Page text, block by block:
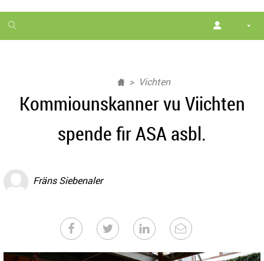
1
month
Vichten
Kommiounskanner vu Viichten
spende fir ASA asbl.
Fräns Siebenaler